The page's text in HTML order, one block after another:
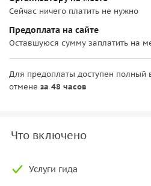
Сейчас ничего платить не нужно
Предоплата на сайте
Оставшуюся сумму заплатить на
Для предоплаты доступен полный
отмене за 48 часов
Что включено
Услуги гида